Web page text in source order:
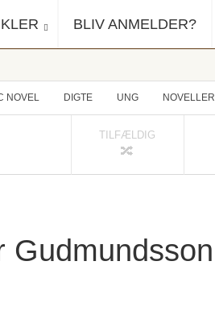
BLIV ANMELDER?
NOVEL DIGTE UNG NOVELLER
TILFÆLDIG
Gudmundsson